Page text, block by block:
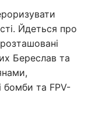
Йдеться про
Береслав та
бомби та FPV-